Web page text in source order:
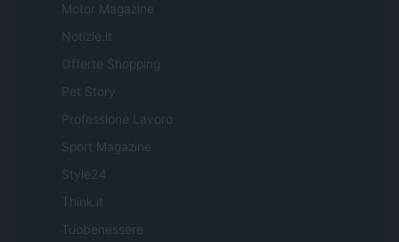
Motor Magazine
Notizie.it
Offerte Shopping
Pet Story
Professione Lavoro
Sport Magazine
Style24
Think.it
Tuobenessere